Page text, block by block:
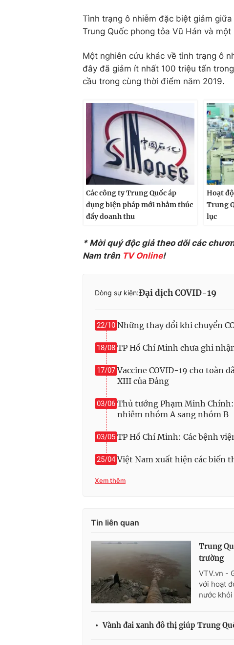
Tình trạng ô nhiễm đặc biệt giảm
Trung Quốc phong tỏa Vũ Hán và
Một nghiên cứu khác về tình trạng ô
đây đã giảm ít nhất 100 triệu tấn
cầu trong cùng thời điểm năm 2019.
Các công ty Trung Quốc áp
dụng biện pháp mới nhằm thúc
đẩy doanh thu
Hoạt
Trung
lục
* Mời quý độc giả theo dõi các
Nam trên TV Online!
Dòng sự kiện:Đại dịch COVID-19
22/10 Những thay đổi khi chuyển
18/08 TP Hồ Chí Minh chưa ghi
17/07 Vaccine COVID-19 cho toàn
XIII của Đảng
03/06 Thủ tướng Phạm Minh
nhiễm nhóm A sang nhóm B
03/05 TP Hồ Chí Minh: Các bệnh
25/04 Việt Nam xuất hiện các biến
Xem thêm
Tin liên quan
Trung
trường
VTV.vn -
với hoạt
nước
Vành đai xanh đô thị giúp Trung